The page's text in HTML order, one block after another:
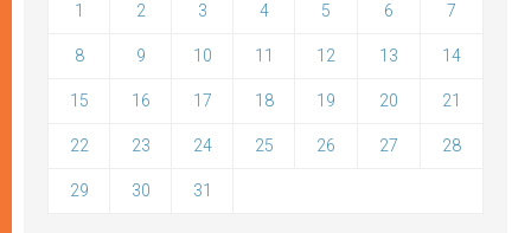
1 2 3 4 5 6 7
8 9 10 11 12 13 14
15 16 17 18 19 20 21
22 23 24 25 26 27 28
29 30 31